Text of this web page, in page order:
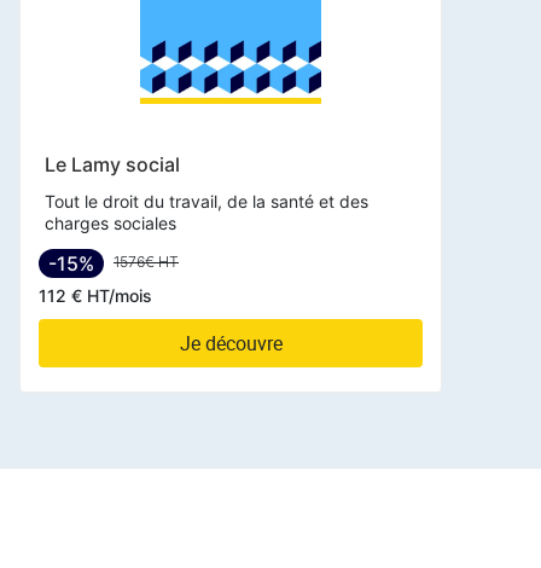
Le Lamy social
Tout le droit du travail, de la santé et des
charges sociales
-15% 1576€ HT
112 € HT/mois
Je découvre